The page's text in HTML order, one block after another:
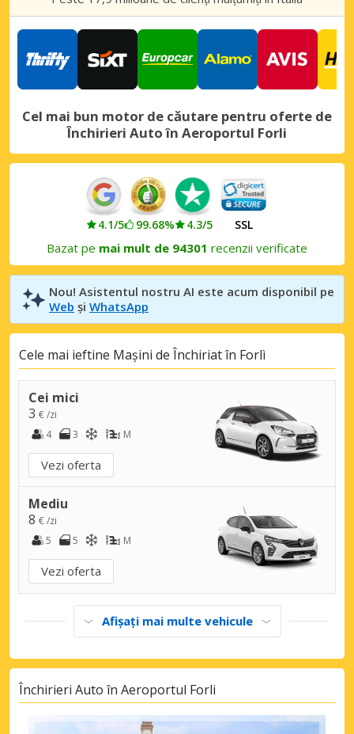
Cel mai bun motor de căutare pentru oferte de
Închirieri Auto în Aeroportul Forli
4.1/5 99.68% 4.3/5 SSL
Bazat pe mai mult de 94301 recenzii verificate
Nou! Asistentul nostru AI este acum disponibil pe
Web și WhatsApp
Cele mai ieftine Mașini de Închiriat în Forlì
Cei mici
3 € /zi
4
3 M
Vezi oferta
Mediu
8 € /zi
5
5 M
Vezi oferta
Afișați mai multe vehicule
Închirieri Auto în Aeroportul Forli